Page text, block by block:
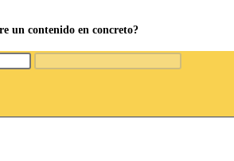
un contenido en concreto?